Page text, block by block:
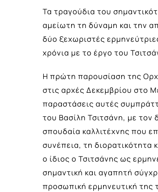
Τα τραγούδια του
αμείωτη τη δύναμη και την
δύο ξεχωριστές
χρόνια με το έργο του
Η πρώτη παρουσίαση της
στις αρχές Δεκεμβρίου στο
παραστάσεις αυτές
του Βασίλη Τσιτσάνη, με τον
σπουδαία καλλιτέχνης που
συνέπεια, τη διορατικότητα
ο ίδιος ο Τσιτσάνης ως
σημαντική και αγαπητή
προσωπική ερμηνευτική της